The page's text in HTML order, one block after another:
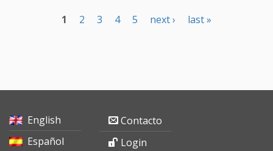
g
e
1 2 3 4 5 next › last »
English
Español
Contacto
Login